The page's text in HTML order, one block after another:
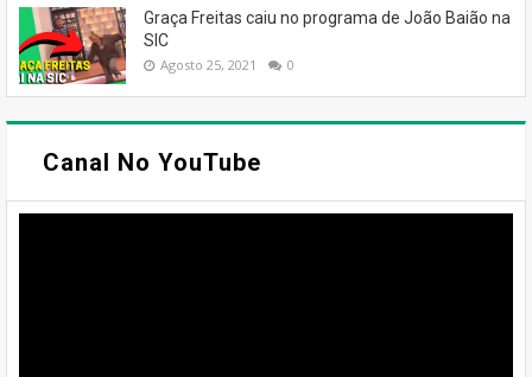
Graça Freitas caiu no programa de João Baião na
SIC
Agosto 25, 2021 0
Canal No YouTube